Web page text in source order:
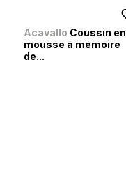
Acavallo Coussin en
mousse à mémoire
de...